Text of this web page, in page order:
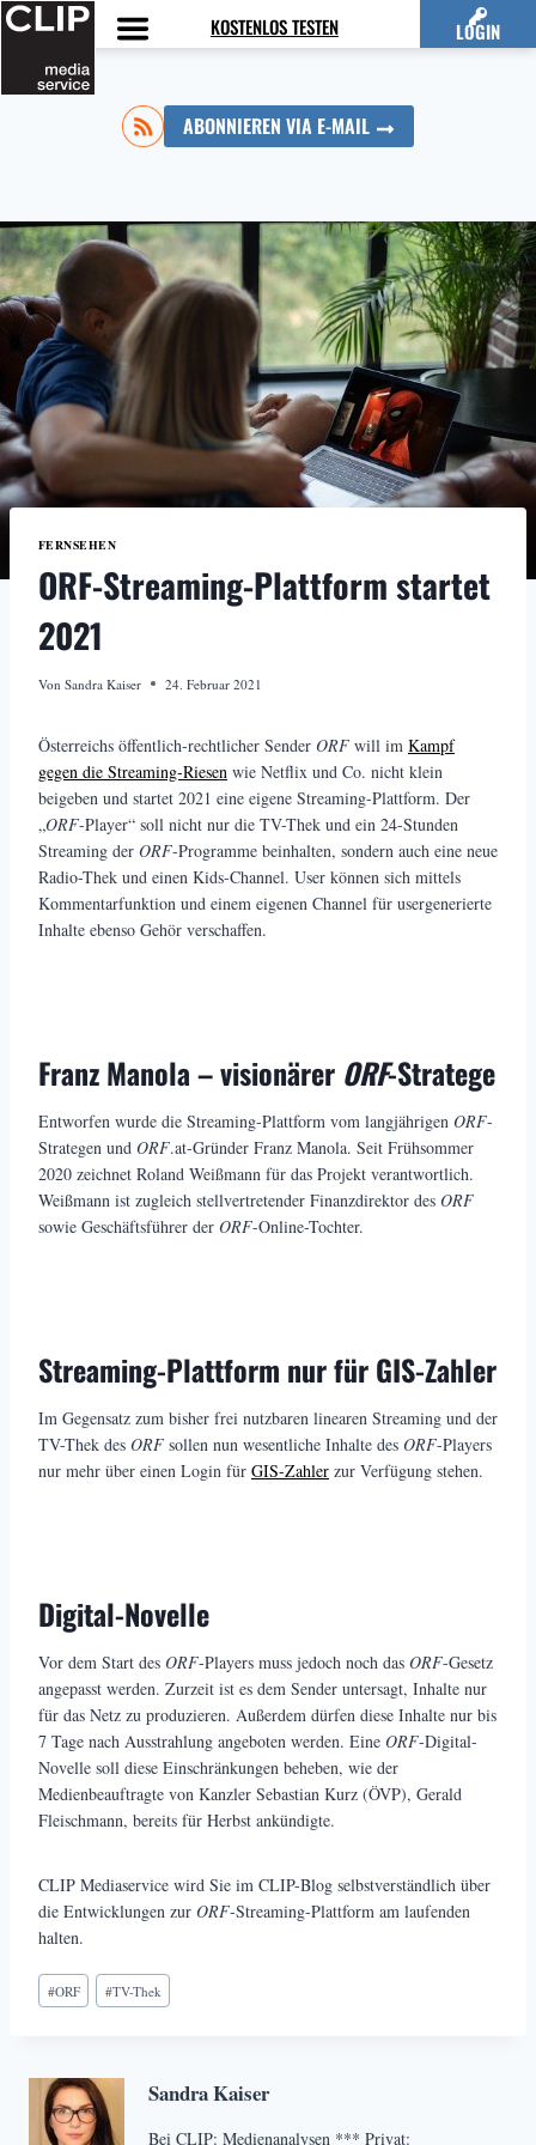
Zum
Inhalt
springen
KOSTENLOS TESTEN LOGIN
ABONNIEREN VIA E-MAIL
FERNSEHEN
ORF-Streaming-Plattform startet
2021
Von Sandra Kaiser 24. Februar 2021
Österreichs öffentlich-rechtlicher Sender ORF will im Kampf
gegen die Streaming-Riesen wie Netflix und Co. nicht klein
beigeben und startet 2021 eine eigene Streaming-Plattform. Der
„ORF-Player“ soll nicht nur die TV-Thek und ein 24-Stunden
Streaming der ORF-Programme beinhalten, sondern auch eine neue
Radio-Thek und einen Kids-Channel. User können sich mittels
Kommentarfunktion und einem eigenen Channel für usergenerierte
Inhalte ebenso Gehör verschaffen.
Franz Manola – visionärer ORF-Stratege
Entworfen wurde die Streaming-Plattform vom langjährigen ORF-
Strategen und ORF.at-Gründer Franz Manola. Seit Frühsommer
2020 zeichnet Roland Weißmann für das Projekt verantwortlich.
Weißmann ist zugleich stellvertretender Finanzdirektor des ORF
sowie Geschäftsführer der ORF-Online-Tochter.
Streaming-Plattform nur für GIS-Zahler
Im Gegensatz zum bisher frei nutzbaren linearen Streaming und der
TV-Thek des ORF sollen nun wesentliche Inhalte des ORF-Players
nur mehr über einen Login für GIS-Zahler zur Verfügung stehen.
Digital-Novelle
Vor dem Start des ORF-Players muss jedoch noch das ORF-Gesetz
angepasst werden. Zurzeit ist es dem Sender untersagt, Inhalte nur
für das Netz zu produzieren. Außerdem dürfen diese Inhalte nur bis
7 Tage nach Ausstrahlung angeboten werden. Eine ORF-Digital-
Novelle soll diese Einschränkungen beheben, wie der
Medienbeauftragte von Kanzler Sebastian Kurz (ÖVP), Gerald
Fleischmann, bereits für Herbst ankündigte.
CLIP Mediaservice wird Sie im CLIP-Blog selbstverständlich über
die Entwicklungen zur ORF-Streaming-Plattform am laufenden
halten.
Schlagworte:
#ORF #TV-Thek
Sandra Kaiser
Bei CLIP: Medienanalysen *** Privat: